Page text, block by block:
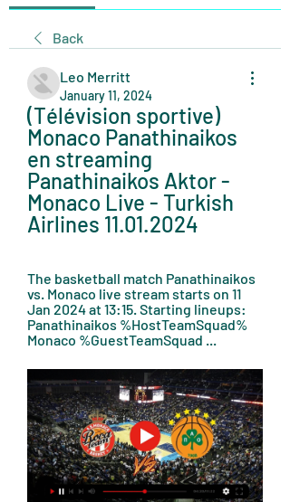
Back
Leo Merritt
January 11, 2024
(Télévision sportive)
Monaco Panathinaikos
en streaming
Panathinaikos Aktor -
Monaco Live - Turkish
Airlines 11.01.2024
The basketball match Panathinaikos
vs. Monaco live stream starts on 11
Jan 2024 at 13:15. Starting lineups:
Panathinaikos %HostTeamSquad%
Monaco %GuestTeamSquad ...